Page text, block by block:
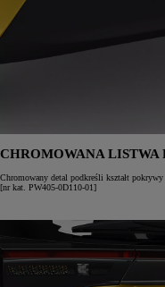
CHROMOWANA
Chromowany detal podkreśli kształt
[nr kat. PW405-0D110-01]